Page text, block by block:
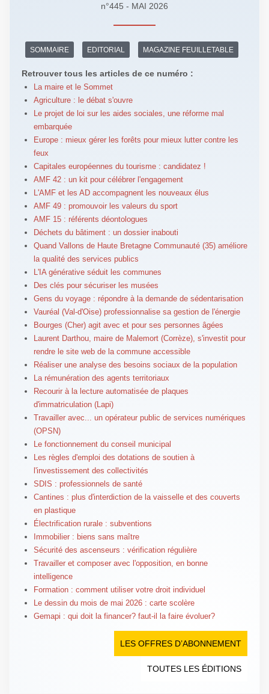
n°445 - MAI 2026
SOMMAIRE EDITORIAL MAGAZINE FEUILLETABLE
Retrouver tous les articles de ce numéro :
La maire et le Sommet
Agriculture : le débat s'ouvre
Le projet de loi sur les aides sociales, une réforme mal
embarquée
Europe : mieux gérer les forêts pour mieux lutter contre les
feux
Capitales européennes du tourisme : candidatez !
AMF 42 : un kit pour célébrer l'engagement
L'AMF et les AD accompagnent les nouveaux élus
AMF 49 : promouvoir les valeurs du sport
AMF 15 : référents déontologues
Déchets du bâtiment : un dossier inabouti
Quand Vallons de Haute Bretagne Communauté (35) améliore
la qualité des services publics
L'IA générative séduit les communes
Des clés pour sécuriser les musées
Gens du voyage : répondre à la demande de sédentarisation
Vauréal (Val-d'Oise) professionnalise sa gestion de l'énergie
Bourges (Cher) agit avec et pour ses personnes âgées
Laurent Darthou, maire de Malemort (Corrèze), s'investit pour
rendre le site web de la commune accessible
Réaliser une analyse des besoins sociaux de la population
La rémunération des agents territoriaux
Recourir à la lecture automatisée de plaques
d'immatriculation (Lapi)
Travailler avec... un opérateur public de services numériques
(OPSN)
Le fonctionnement du conseil municipal
Les règles d'emploi des dotations de soutien à
l'investissement des collectivités
SDIS : professionnels de santé
Cantines : plus d'interdiction de la vaisselle et des couverts
en plastique
Électrification rurale : subventions
Immobilier : biens sans maître
Sécurité des ascenseurs : vérification régulière
Travailler et composer avec l'opposition, en bonne
intelligence
Formation : comment utiliser votre droit individuel
Le dessin du mois de mai 2026 : carte scolère
Gemapi : qui doit la financer? faut-il la faire évoluer?
LES OFFRES D’ABONNEMENT
TOUTES LES ÉDITIONS